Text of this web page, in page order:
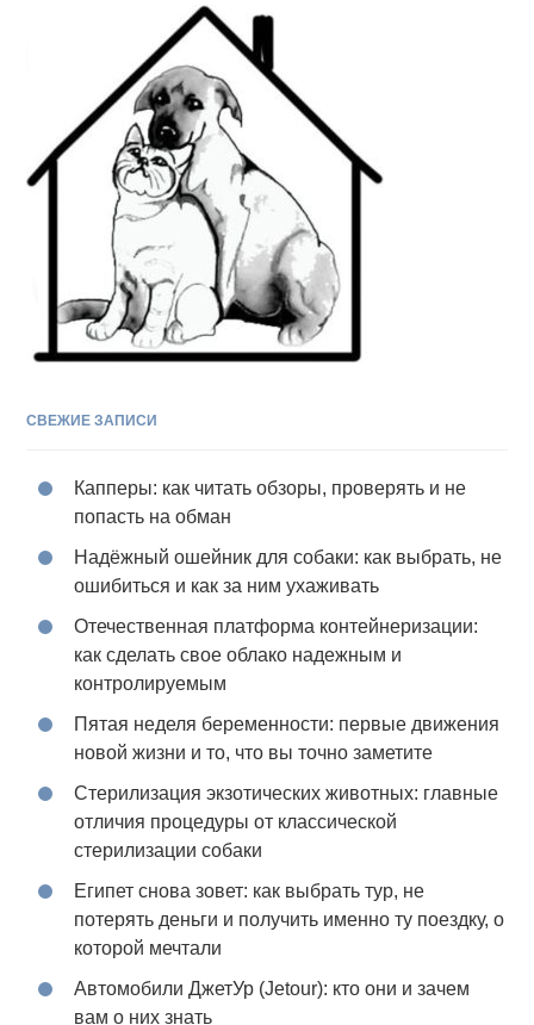
СВЕЖИЕ ЗАПИСИ
Капперы: как читать обзоры, проверять и не
попасть на обман
Надёжный ошейник для собаки: как выбрать, не
ошибиться и как за ним ухаживать
Отечественная платформа контейнеризации:
как сделать свое облако надежным и
контролируемым
Пятая неделя беременности: первые движения
новой жизни и то, что вы точно заметите
Стерилизация экзотических животных: главные
отличия процедуры от классической
стерилизации собаки
Египет снова зовет: как выбрать тур, не
потерять деньги и получить именно ту поездку, о
которой мечтали
Автомобили ДжетУр (Jetour): кто они и зачем
вам о них знать